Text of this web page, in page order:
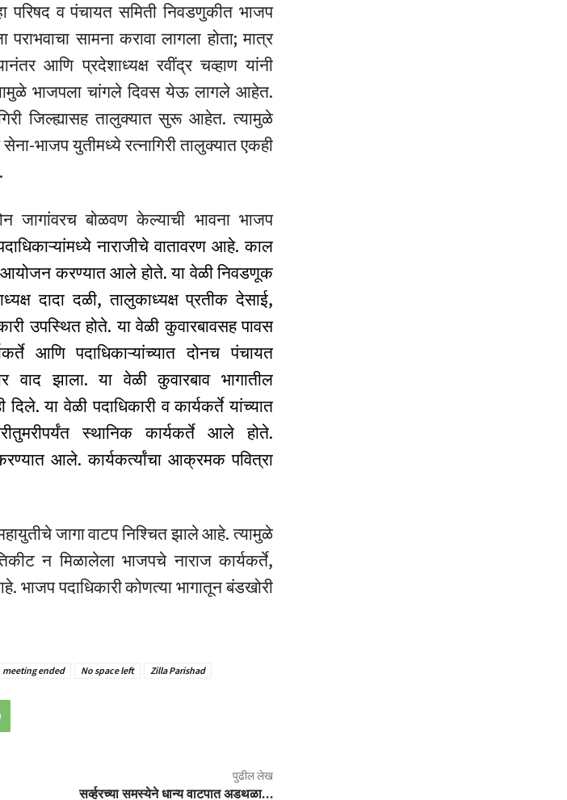
व पंचायत समिती निवडणुकीत भाजप
सामना करावा लागला होता; मात्र
आणि प्रदेशाध्यक्ष रवींद्र चव्हाण यांनी
भाजपला चांगले दिवस येऊ लागले आहेत.
जिल्ह्यासह तालुक्यात सुरू आहेत. त्यामुळे
सेना-भाजप युतीमध्ये रत्नागिरी तालुक्यात एकही
जागांवरच बोळवण केल्याची भावना भाजप
नाराजीचे वातावरण आहे. काल
आयोजन करण्यात आले होते. या वेळी निवडणूक
दादा दळी, तालुकाध्यक्ष प्रतीक देसाई,
उपस्थित होते. या वेळी कुवारबावसह पावस
आणि पदाधिकाऱ्यांच्यात दोनच पंचायत
वाद झाला. या वेळी कुवारबाव भागातील
दिले. या वेळी पदाधिकारी व कार्यकर्ते यांच्यात
स्थानिक कार्यकर्ते आले होते.
आले. कार्यकर्त्यांचा आक्रमक पवित्रा
जागा वाटप निश्चित झाले आहे. त्यामुळे
न मिळालेला भाजपचे नाराज कार्यकर्ते,
भाजप पदाधिकारी कोणत्या भागातून बंडखोरी
meeting ended No space left Zilla Parishad
पुढील लेख
सर्व्हरच्या समस्येने धान्य वाटपात अडथळा…